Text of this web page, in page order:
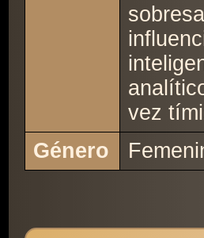
vez
Género